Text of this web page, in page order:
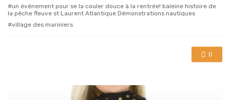
un événement pour se la couler douce à la rentrée! baleine histoire de
la pêche fleuve st Laurent Atlantique Démonstrations nautiques
village des mariniers
0